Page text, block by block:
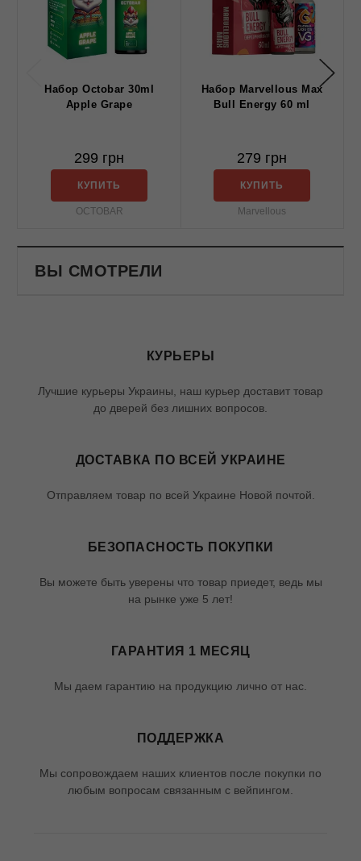
Набор Octobar 30ml
Apple Grape
299 грн
КУПИТЬ
OCTOBAR
Набор Marvellous Max
Bull Energy 60 ml
279 грн
КУПИТЬ
Marvellous
ВЫ СМОТРЕЛИ
КУРЬЕРЫ
Лучшие курьеры Украины, наш курьер доставит товар
до дверей без лишних вопросов.
ДОСТАВКА ПО ВСЕЙ УКРАИНЕ
Отправляем товар по всей Украине Новой почтой.
БЕЗОПАСНОСТЬ ПОКУПКИ
Вы можете быть уверены что товар приедет, ведь мы
на рынке уже 5 лет!
ГАРАНТИЯ 1 МЕСЯЦ
Мы даем гарантию на продукцию лично от нас.
ПОДДЕРЖКА
Мы сопровождаем наших клиентов после покупки по
любым вопросам связанным с вейпингом.